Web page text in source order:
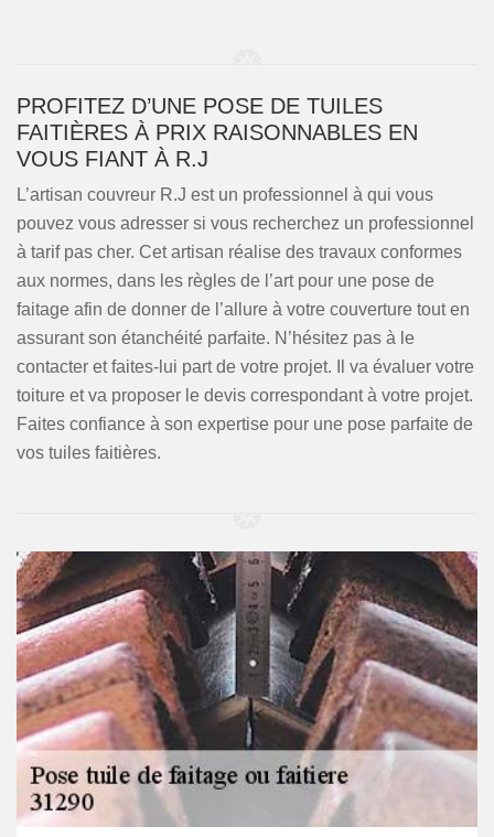
PROFITEZ D’UNE POSE DE TUILES
FAITIÈRES À PRIX RAISONNABLES EN
VOUS FIANT À R.J
L’artisan couvreur R.J est un professionnel à qui vous
pouvez vous adresser si vous recherchez un professionnel
à tarif pas cher. Cet artisan réalise des travaux conformes
aux normes, dans les règles de l’art pour une pose de
faitage afin de donner de l’allure à votre couverture tout en
assurant son étanchéité parfaite. N’hésitez pas à le
contacter et faites-lui part de votre projet. Il va évaluer votre
toiture et va proposer le devis correspondant à votre projet.
Faites confiance à son expertise pour une pose parfaite de
vos tuiles faitières.